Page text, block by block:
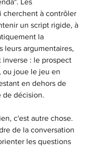
Les
cherchent à contrôler
un script rigide, à
la
leurs argumentaires,
: le prospect
ou joue le jeu en
en dehors de
de décision.
c'est autre chose.
de la conversation
les questions